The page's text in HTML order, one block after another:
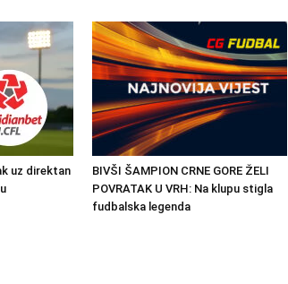
uz direktan
BIVŠI ŠAMPION CRNE GORE ŽELI
POVRATAK U VRH: Na klupu stigla
fudbalska legenda